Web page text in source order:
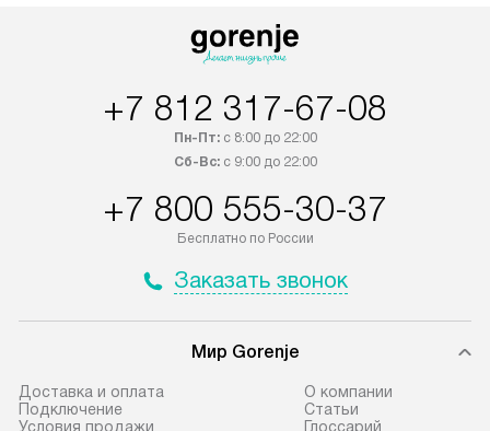
Возможна доставка товаров по
+7 812 317-67-08
Пн-Пт:с 8:00 до 22:00
Сб-Вс:с 9:00 до 22:00
+7 800 555-30-37
Бесплатно по России
Заказать звонок
Мир Gorenje
Доставка и оплата
Подключение
Условия продажи
О компании
Cтатьи
Глоссарий